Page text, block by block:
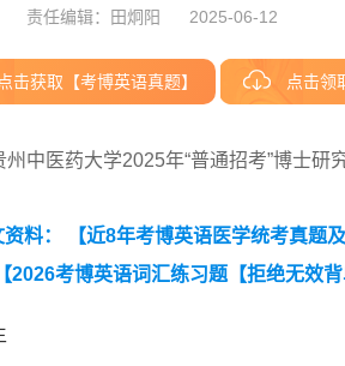
责任编辑：田炯阳 2025-06-12
击获取【考博英语真题】 点击领
州中医药大学2025年“普通招考”博士
料： 【近8年考博英语医学统考真题
【2026考博英语词汇练习题【拒绝无效背